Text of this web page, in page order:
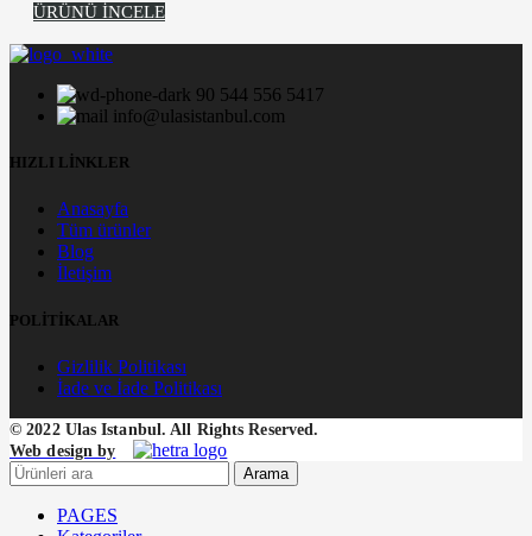
ÜRÜNÜ İNCELE
90 544 556 5417
info@ulasistanbul.com
HIZLI LİNKLER
Anasayfa
Tüm ürünler
Blog
İletişim
POLİTİKALAR
Gizlilik Politikası
İade ve İade Politikası
© 2022 Ulas Istanbul. All Rights Reserved.
Web design by
Arama
PAGES